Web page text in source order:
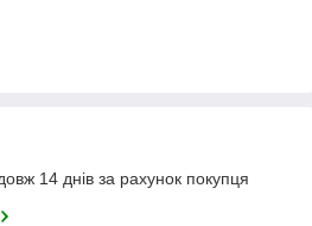
14 днів за рахунок покупця